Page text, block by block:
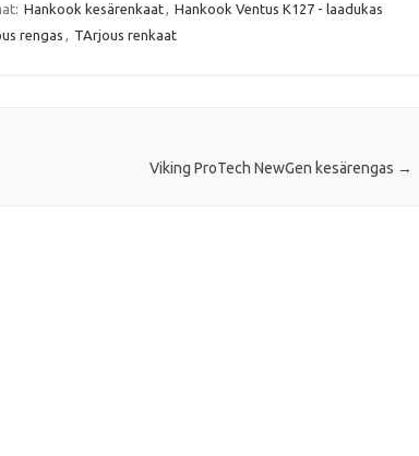
Hankook kesärenkaat, Hankook Ventus K127 - laadukas
rengas , TArjous renkaat
Viking ProTech NewGen kesärengas →